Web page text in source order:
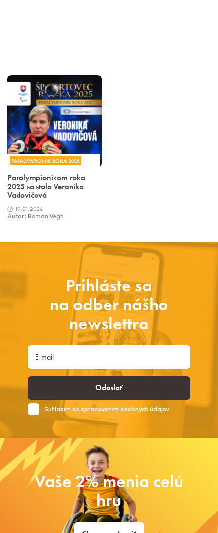
PARALYMPIONIK ROKA 2025
Paralympionikom roka
2025 sa stala Veronika
Vadovičová
19.01.2026
Autor: Roman Végh
Prihláste sa
na odber nášho
newslettra
Odoslať
Súhlasim so spracovaním osobných údajov
Vaše 2% menia celú
hru